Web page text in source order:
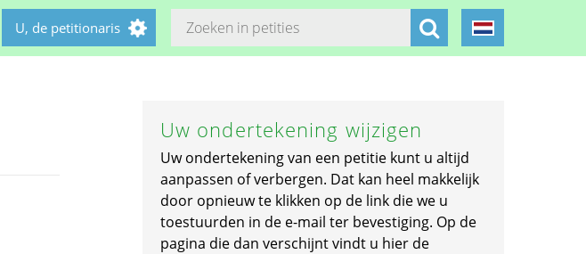
U, de petitionaris
Uw ondertekening wijzigen
Uw ondertekening van een petitie kunt u altijd
aanpassen of verbergen. Dat kan heel makkelijk
door opnieuw te klikken op de link die we u
toestuurden in de e-mail ter bevestiging. Op de
pagina die dan verschijnt vindt u hier de